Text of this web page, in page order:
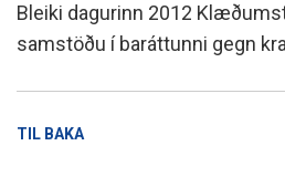
Bleiki dagurinn 2012
samstöðu í baráttunni gegn
TIL BAKA